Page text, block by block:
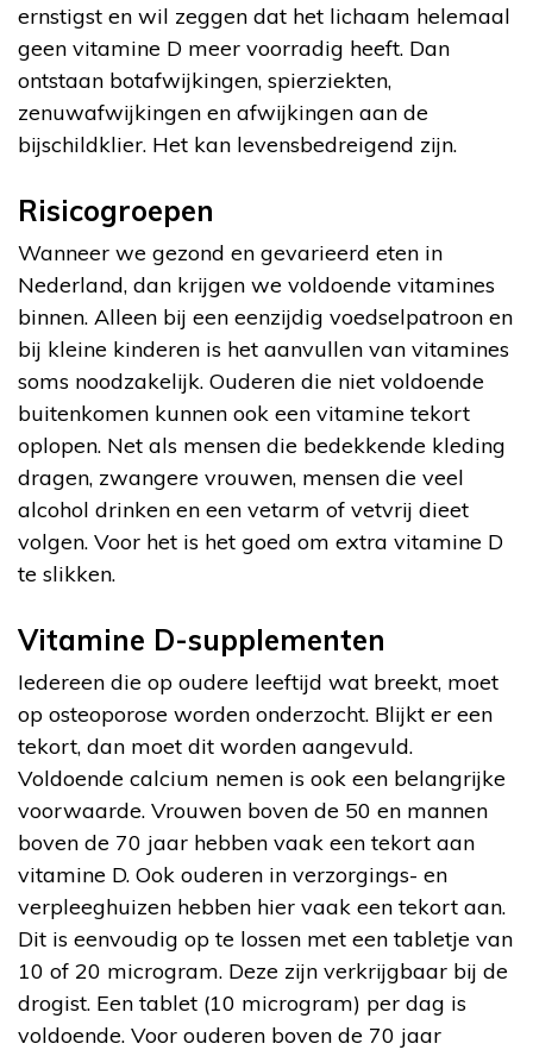
ernstigst en wil zeggen dat het lichaam helemaal
geen vitamine D meer voorradig heeft. Dan
ontstaan botafwijkingen, spierziekten,
zenuwafwijkingen en afwijkingen aan de
bijschildklier. Het kan levensbedreigend zijn.
Risicogroepen
Wanneer we gezond en gevarieerd eten in
Nederland, dan krijgen we voldoende vitamines
binnen. Alleen bij een eenzijdig voedselpatroon en
bij kleine kinderen is het aanvullen van vitamines
soms noodzakelijk. Ouderen die niet voldoende
buitenkomen kunnen ook een vitamine tekort
oplopen. Net als mensen die bedekkende kleding
dragen, zwangere vrouwen, mensen die veel
alcohol drinken en een vetarm of vetvrij dieet
volgen. Voor het is het goed om extra vitamine D
te slikken.
Vitamine D-supplementen
Iedereen die op oudere leeftijd wat breekt, moet
op osteoporose worden onderzocht. Blijkt er een
tekort, dan moet dit worden aangevuld.
Voldoende calcium nemen is ook een belangrijke
voorwaarde. Vrouwen boven de 50 en mannen
boven de 70 jaar hebben vaak een tekort aan
vitamine D. Ook ouderen in verzorgings- en
verpleeghuizen hebben hier vaak een tekort aan.
Dit is eenvoudig op te lossen met een tabletje van
10 of 20 microgram. Deze zijn verkrijgbaar bij de
drogist. Een tablet (10 microgram) per dag is
voldoende. Voor ouderen boven de 70 jaar